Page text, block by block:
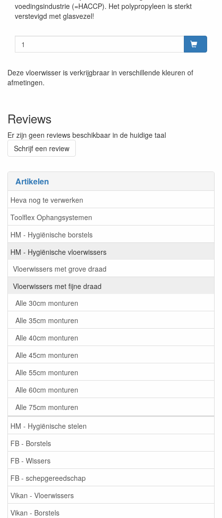
Artikelen
Heva nog te verwerken
Toolflex Ophangsystemen
HM - Hygiënische borstels
HM - Hygiënische vloerwissers
Vloerwissers met grove draad
Vloerwissers met fijne draad
Alle 30cm monturen
Alle 35cm monturen
Alle 40cm monturen
Alle 45cm monturen
Alle 55cm monturen
Alle 60cm monturen
Alle 75cm monturen
HM - Hygiënische stelen
FB - Borstels
FB - Wissers
FB - schepgereedschap
Vikan - Vloerwissers
Vikan - Borstels
voedingsindustrie (=HACCP). Het polypropyleen is sterkt
verstevigd met glasvezel!
Deze vloerwisser is verkrijgbraar in verschillende kleuren of
afmetingen.
Reviews
Er zijn geen reviews beschikbaar in de huidige taal
Schrijf een review